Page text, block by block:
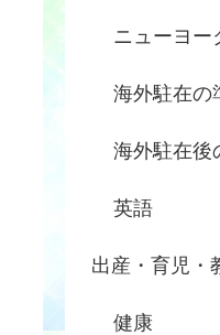
ニューヨー
海外駐在の
海外駐在後
英語
出産・育児・
健康